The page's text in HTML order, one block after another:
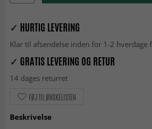
✓ HURTIG LEVERING
Klar til afsendelse inden for 1-2 hverdage
✓ GRATIS LEVERING OG RETUR
14 dages returret
FØJ TIL ØNSKELISTEN
Beskrivelse